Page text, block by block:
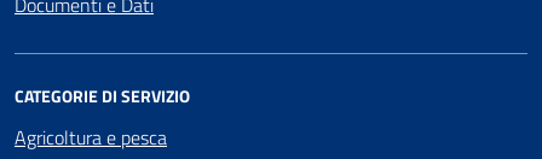
CATEGORIE DI SERVIZIO
Agricoltura e pesca